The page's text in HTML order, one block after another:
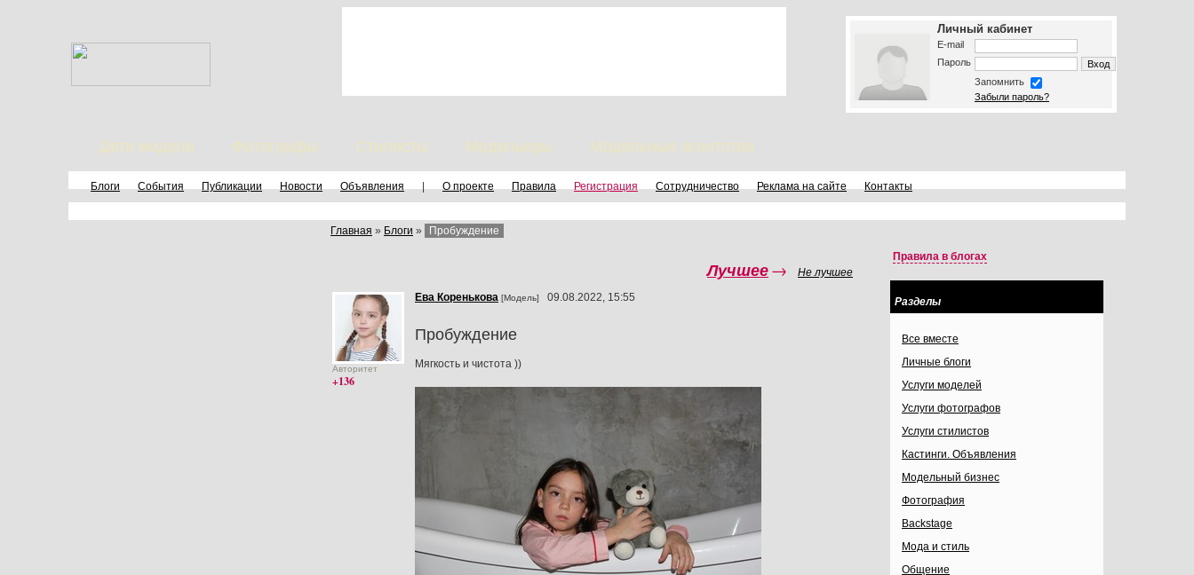
Личный кабинет
E-mail
Пароль
Запомнить
Забыли пароль?
Дети модели Фотографы Стилисты Модельеры Модельные агентства
Блоги События Публикации Новости Объявления | О проекте Правила Регистрация Сотрудничество Реклама на сайте Контакты
Главная » Блоги » Пробуждение
Лучшее→ Не лучшее
Авторитет
+136
Ева Коренькова [Модель] 09.08.2022, 15:55
Пробуждение
Мягкость и чистота ))
Правила в блогах
Разделы
Все вместе
Личные блоги
Услуги моделей
Услуги фотографов
Услуги стилистов
Кастинги. Объявления
Модельный бизнес
Фотография
Backstage
Мода и стиль
Общение